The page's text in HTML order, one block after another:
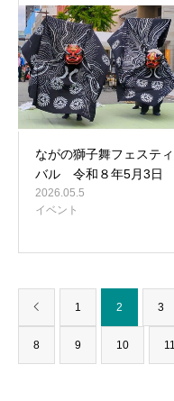
ながの獅子舞フェスティ
バル 令和８年5月3日
2026.05.5
イベント
1 2 3
8 9 10 11